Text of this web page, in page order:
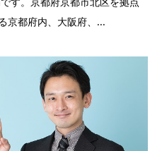
京都府内、大阪府、...